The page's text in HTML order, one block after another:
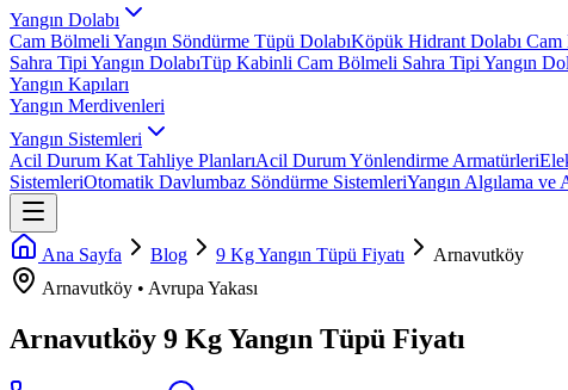
Yangın Dolabı
Cam Bölmeli Yangın Söndürme Tüpü DolabıKöpük Hidrant Dolabı Cam
Sahra Tipi Yangın DolabıTüp Kabinli Cam Bölmeli Sahra Tipi Yangın
Yangın Kapıları
Yangın Merdivenleri
Yangın Sistemleri
Acil Durum Kat Tahliye PlanlarıAcil Durum Yönlendirme Armatürleri
SistemleriOtomatik Davlumbaz Söndürme SistemleriYangın Algılama ve
Ana Sayfa Blog 9 Kg Yangın Tüpü Fiyatı
Arnavutköy
Arnavutköy • Avrupa Yakası
Arnavutköy 9 Kg Yangın Tüpü Fiyatı